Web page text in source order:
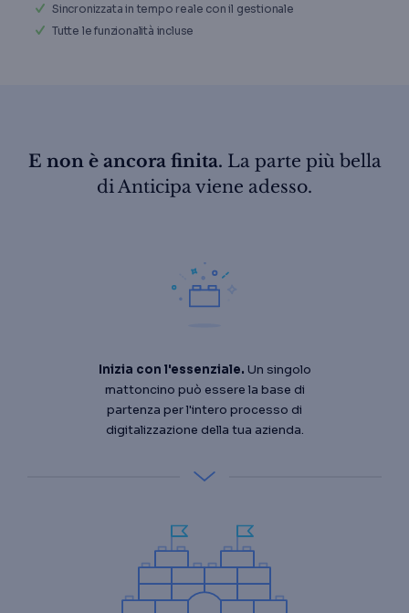
Sincronizzata in tempo reale con il gestionale
Tutte le funzionalità incluse
E non è ancora finita. La parte più bella
di Anticipa viene adesso.
Inizia con l'essenziale. Un singolo
mattoncino può essere la base di
partenza per l'intero processo di
digitalizzazione della tua azienda.